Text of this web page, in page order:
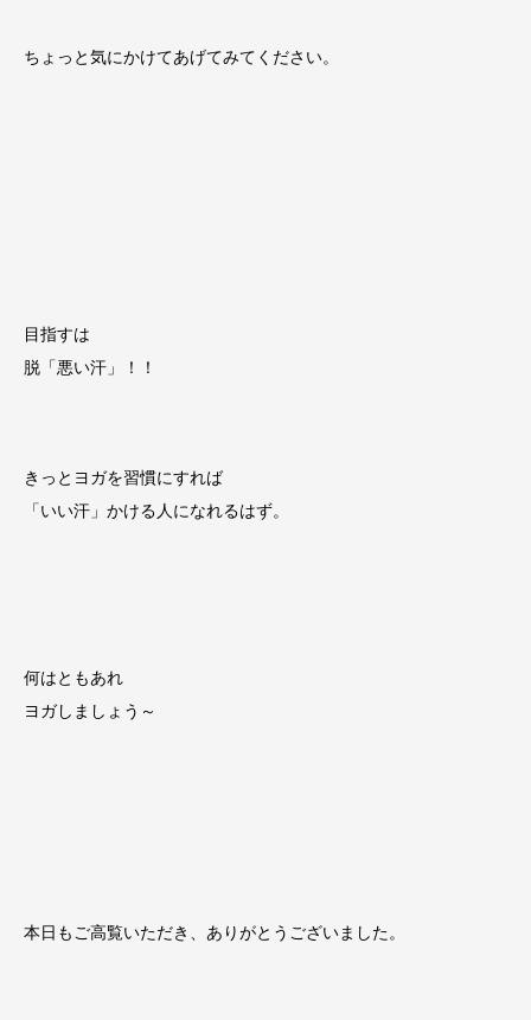
ちょっと気にかけてあげてみてください。
目指すは
脱「悪い汗」！！
きっとヨガを習慣にすれば
「いい汗」かける人になれるはず。
何はともあれ
ヨガしましょう～
本日もご高覧いただき、ありがとうございました。